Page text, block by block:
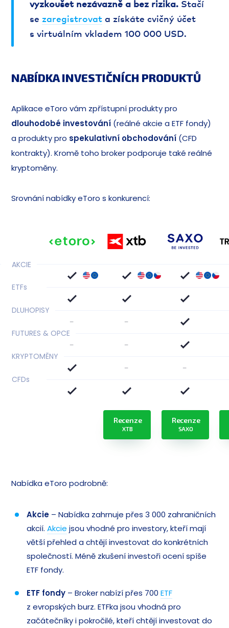
vyzkoušet nezávazně a bez rizika. Stačí
se zaregistrovat a získáte cvičný účet
s virtuálním vkladem 100 000 USD.
NABÍDKA INVESTIČNÍCH PRODUKTŮ
Aplikace eToro vám zpřístupní produkty pro
dlouhodobé investování (reálné akcie a ETF fondy)
a produkty pro spekulativní obchodování (CFD
kontrakty). Kromě toho broker podporuje také reálné
kryptoměny.
Srovnání nabídky eToro s konkurencí:
AKCIE
ETFs
DLUHOPISY
- -
FUTURES & OPCE
- -
KRYPTOMĚNY
- -
CFDs
Recenze
XTB
Recenze
SAXO
Nabídka eToro podrobně:
Akcie – Nabídka zahrnuje přes 3 000 zahraničních
akcií.Akcie jsou vhodné pro investory, kteří mají
větší přehled a chtějí investovat do konkrétních
společností. Méně zkušení investoři ocení spíše
ETF fondy.
ETF fondy – Broker nabízí přes 700ETF
z evropských burz. ETFka jsou vhodná pro
začátečníky i pokročilé, kteří chtějí investovat do